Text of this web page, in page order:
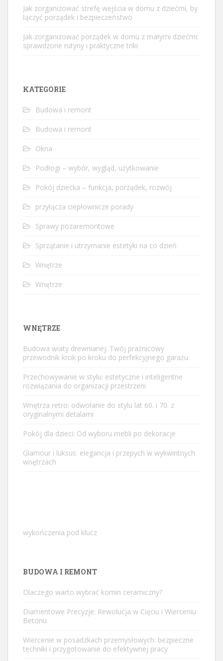
Jak zorganizować strefę wejścia w domu z dziećmi, by
łączyć porządek i bezpieczeństwo
Jak zorganizować porządek w domu z małymi dziećmi:
sprawdzone rutyny i praktyczne triki
KATEGORIE
Budowa i remont
Budowa i remont
Okna
Podłogi – wybór, wygląd, użytkowanie
Pokój dziecka – funkcja, porządek, rozwój
przyłącza ciepłownicze porady
Sprawy pozaremontowe
Sprzątanie i utrzymanie estetyki na co dzień
Wnętrze
Wnętrze
WNĘTRZE
Budowa wiaty drewnianej: Twój prażnicowy
przewodnik krok po kroku do perfekcyjnego garażu
Przechowywanie w stylu: estetyczne i inteligentne
rozwiązania do organizacji przestrzeni
Wnętrza retro: odwołanie do stylu lat 60. i 70. z
oryginalnymi detalami
Pokój dla dzieci: Od wyboru mebli po dekoracje
Glamour i luksus: elegancja i przepych w wykwintnych
wnętrzach
wykończenia pod klucz
BUDOWA I REMONT
Dlaczego warto wybrać komin ceramiczny?
Diamentowe Precyzje: Rewolucja w Cięciu i Wierceniu
Betonu
Wiercenie w posadzkach przemysłowych: bezpieczne
techniki i przygotowanie do efektywnej pracy